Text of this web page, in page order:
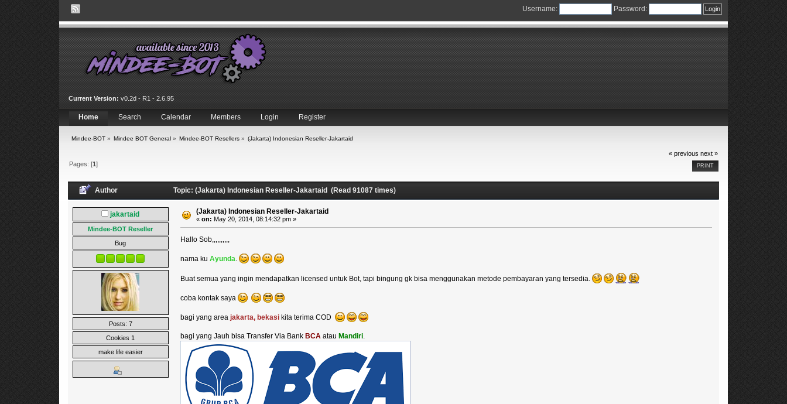
Username: Password:
Current Version: v0.2d - R1 - 2.6.95
Home Search Calendar Members Login Register
Mindee-BOT» Mindee BOT General » Mindee-BOT Resellers » (Jakarta) Indonesian Reseller-Jakartaid
« previous next »
PRINT
Pages: [1]
Author Topic: (Jakarta) Indonesian Reseller-Jakartaid (Read 91087 times)
jakartaid
Mindee-BOT Reseller
Bug
Posts: 7
Cookies 1
make life easier
(Jakarta) Indonesian Reseller-Jakartaid
« on: May 20, 2014, 08:14:32 pm »
Hallo Sob,,,,,,,,,,
nama ku Ayunda.
Buat semua yang ingin mendapatkan licensed untuk Bot, tapi bingung gk bisa menggunakan metode pembayaran yang tersedia.
coba kontak saya
bagi yang area jakarta, bekasikita terima COD
bagi yang Jauh bisa Transfer Via Bank BCA atau Mandiri.